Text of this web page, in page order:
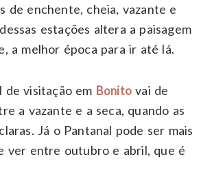
de enchente, cheia, vazante e
estações altera a paisagem
a melhor época para ir até lá.
de visitação em Bonito vai de
a vazante e a seca, quando as
Já o Pantanal pode ser mais
ver entre outubro e abril, que é